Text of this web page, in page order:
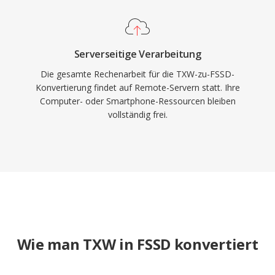
Serverseitige Verarbeitung
Die gesamte Rechenarbeit für die TXW-zu-FSSD-
Konvertierung findet auf Remote-Servern statt. Ihre
Computer- oder Smartphone-Ressourcen bleiben
vollständig frei.
Wie man TXW in FSSD konvertiert